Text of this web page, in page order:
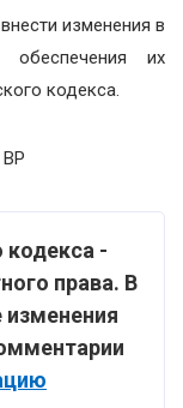
изменения в
их
кодекса.
ВР
кодекса -
права. В